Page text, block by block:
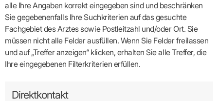
alle Ihre Angaben korrekt eingegeben sind und beschränken
Sie gegebenenfalls Ihre Suchkriterien auf das gesuchte
Fachgebiet des Arztes sowie Postleitzahl und/oder Ort. Sie
müssen nicht alle Felder ausfüllen. Wenn Sie Felder freilassen
und auf „Treffer anzeigen“ klicken, erhalten Sie alle Treffer, die
Ihre eingegebenen Filterkriterien erfüllen.
Direktkontakt